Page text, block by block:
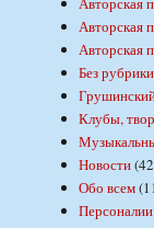
Авторская
Авторская
Без рубрики
Клубы,
Новости
Обо всем
Персоналии